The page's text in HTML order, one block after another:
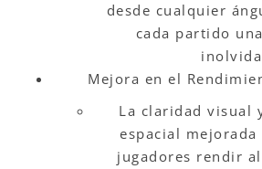
desde cualquier
cada partido
Mejora en el
La claridad visual
espacial
jugadores rendir